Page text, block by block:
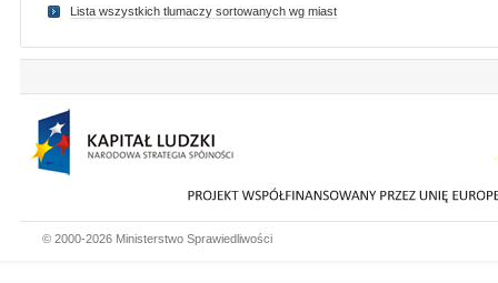
Lista wszystkich tlumaczy sortowanych wg miast
© 2000-2026 Ministerstwo Sprawiedliwości